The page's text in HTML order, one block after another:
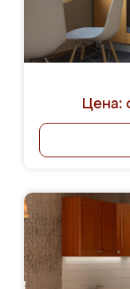
Цена: